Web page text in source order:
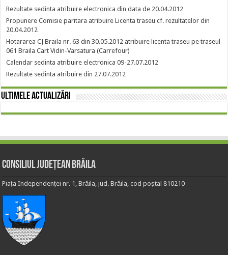
Rezultate sedinta atribuire electronica din data de 20.04.2012
Propunere Comisie paritara atribuire Licenta traseu cf. rezultatelor din
20.04.2012
Hotararea CJ Braila nr. 63 din 30.05.2012 atribuire licenta traseu pe traseul
061 Braila Cart Vidin-Varsatura (Carrefour)
Calendar sedinta atribuire electronica 09-27.07.2012
Rezultate sedinta atribuire din 27.07.2012
Ultimele actualizări
Consiliul Județean Brăila
Piața Independenței nr. 1, Brăila, jud. Brăila, cod poștal 810210